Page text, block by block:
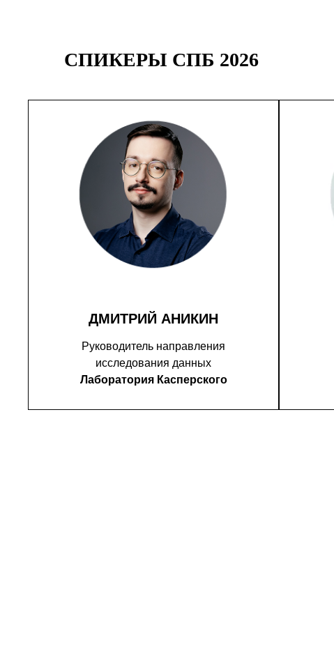
СПИКЕРЫ СПБ 2026
ДМИТРИЙ АНИКИН
Руководитель направления
исследования данных
Лаборатория Касперского